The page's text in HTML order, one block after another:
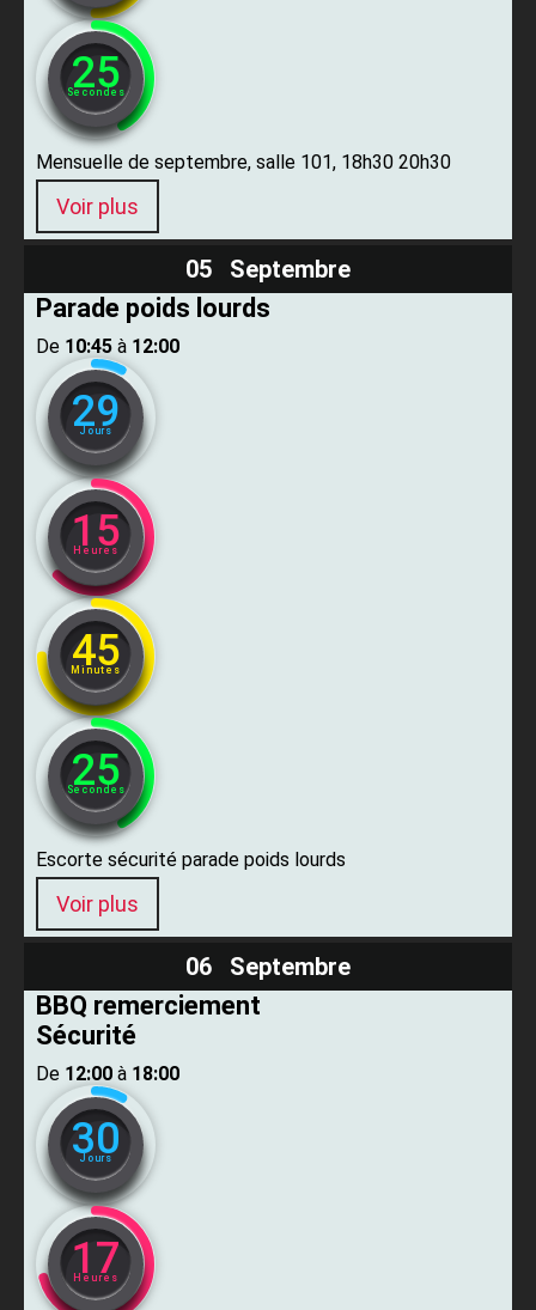
24
Secondes
Mensuelle de septembre, salle 101, 18h30 20h30
Voir plus
05 Septembre
Parade poids lourds
De ​ 10:45 ​ à ​ 12:00
29
Jours
15
Heures
45
Minutes
24
Secondes
Escorte sécurité parade poids lourds
Voir plus
06 Septembre
BBQ remerciement
Sécurité
De ​ 12:00 ​ à ​ 18:00
30
Jours
17
Heures